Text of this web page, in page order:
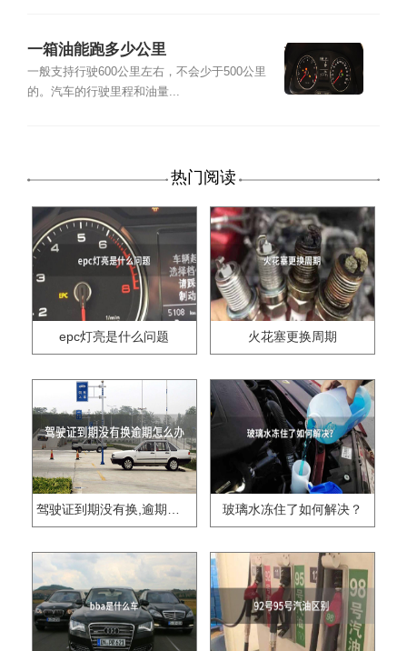
一箱油能跑多少公里
一般支持行驶600公里左右，不会少于500公里
的。汽车的行驶里程和油量...
热门阅读
epc灯亮是什么问题 火花塞更换周期
驾驶证到期没有换,逾期怎么办?? 玻璃水冻住了如何解决？